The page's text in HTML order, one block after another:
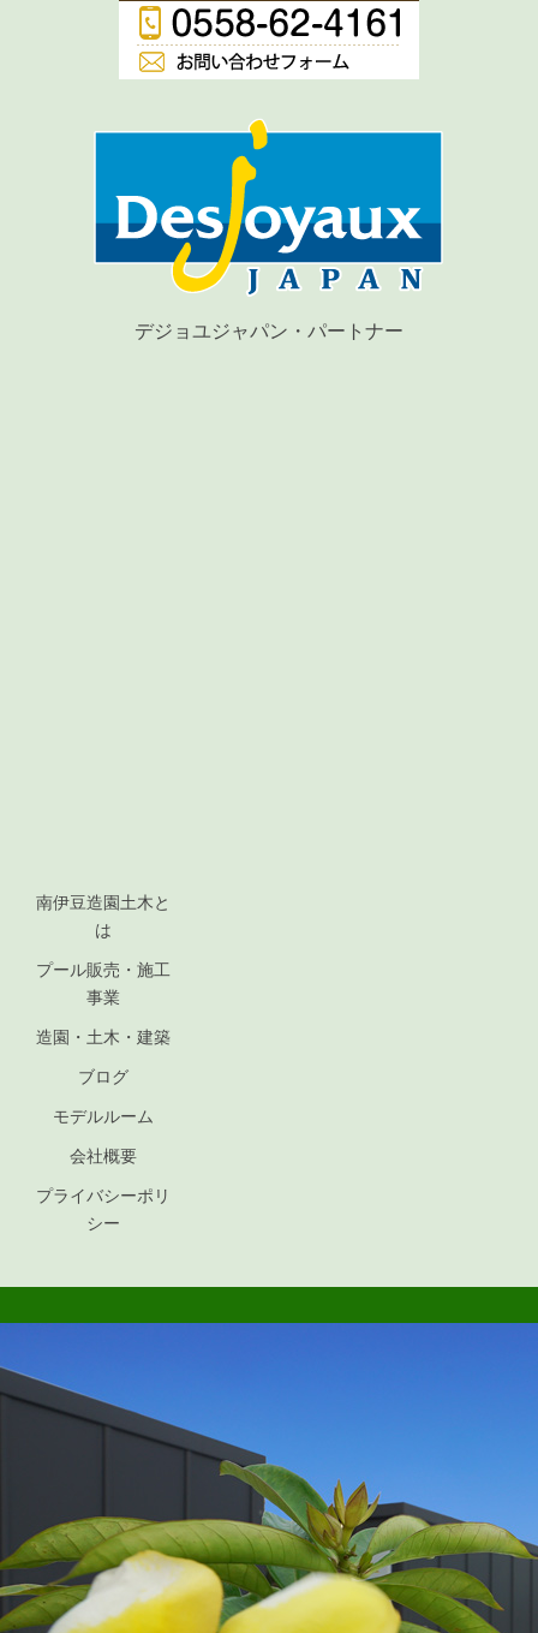
デジョユジャパン・パートナー
南伊豆造園土木と
は
プール販売・施工
事業
造園・土木・建築
ブログ
モデルルーム
会社概要
プライバシーポリ
シー